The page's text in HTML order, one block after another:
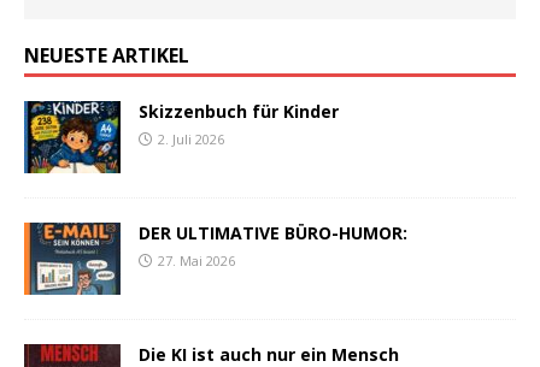
NEUESTE ARTIKEL
Skizzenbuch für Kinder
2. Juli 2026
DER ULTIMATIVE BÜRO-HUMOR:
27. Mai 2026
Die KI ist auch nur ein Mensch